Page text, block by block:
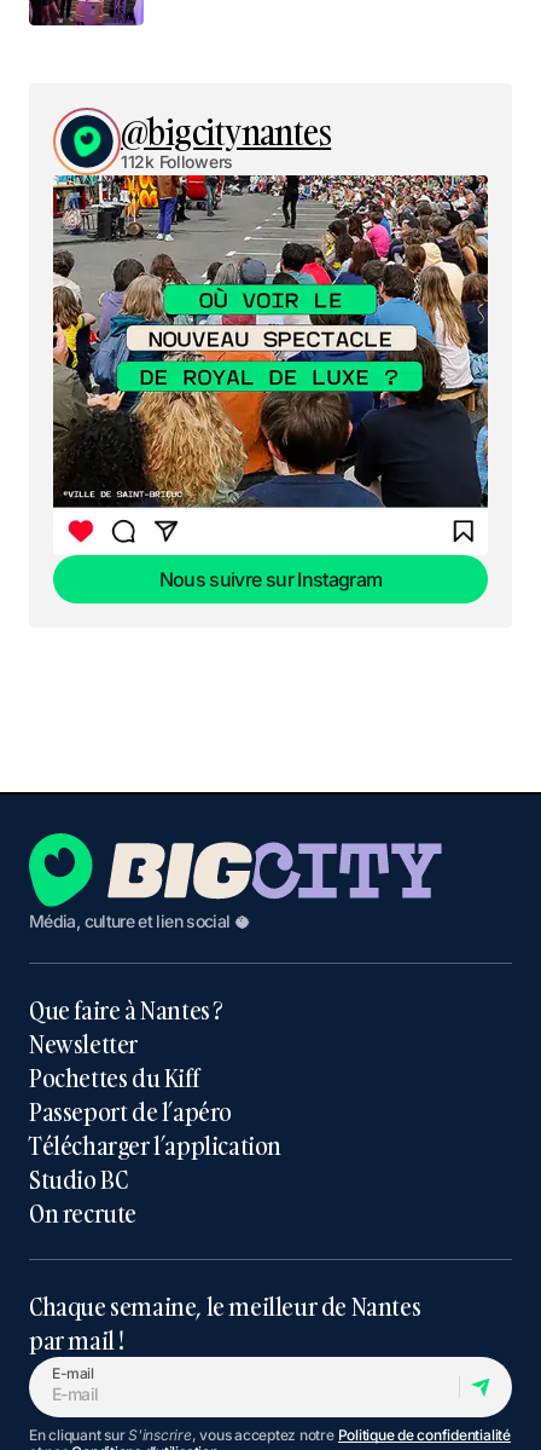
@bigcitynantes
112k Followers
Nous suivre sur Instagram
Média, culture et lien social 🥥
Que faire à Nantes ?
Newsletter
Pochettes du Kiff
Passeport de l’apéro
Télécharger l’application
Studio BC
On recrute
Chaque semaine, le meilleur de Nantes
par mail !
E-mail
En cliquant surS'inscrire, vous acceptez notre Politique de confidentialité